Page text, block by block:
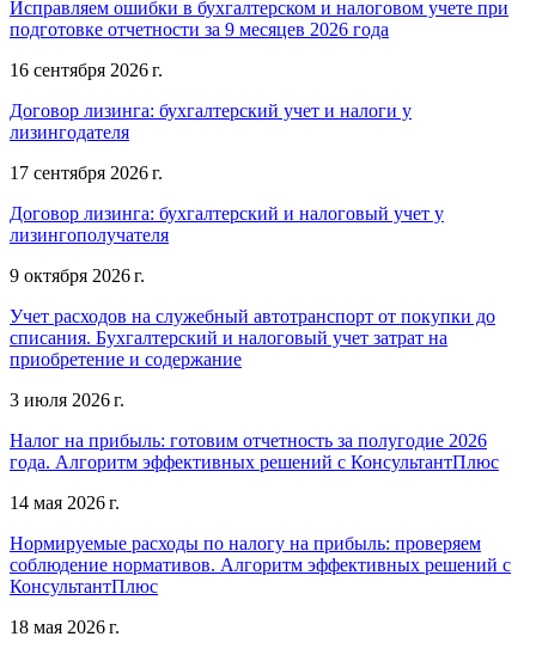
Исправляем ошибки в бухгалтерском и налоговом учете при
подготовке отчетности за 9 месяцев 2026 года
16 сентября 2026 г.
Договор лизинга: бухгалтерский учет и налоги у
лизингодателя
17 сентября 2026 г.
Договор лизинга: бухгалтерский и налоговый учет у
лизингополучателя
9 октября 2026 г.
Учет расходов на служебный автотранспорт от покупки до
списания. Бухгалтерский и налоговый учет затрат на
приобретение и содержание
3 июля 2026 г.
Налог на прибыль: готовим отчетность за полугодие 2026
года. Алгоритм эффективных решений с КонсультантПлюс
14 мая 2026 г.
Нормируемые расходы по налогу на прибыль: проверяем
соблюдение нормативов. Алгоритм эффективных решений с
КонсультантПлюс
18 мая 2026 г.